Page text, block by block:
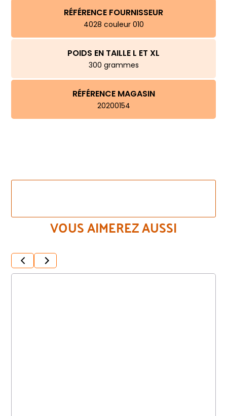
RÉFÉRENCE FOURNISSEUR
4028 couleur 010
POIDS EN TAILLE L ET XL
300 grammes
RÉFÉRENCE MAGASIN
20200154
VOUS AIMEREZ AUSSI